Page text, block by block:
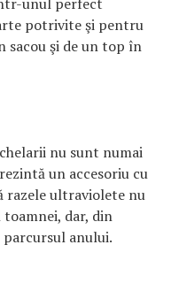
potrivite şi pentru
sacou şi de un top în
nu sunt numai
un accesoriu cu
razele ultraviolete nu
dar, din
parcursul anului.